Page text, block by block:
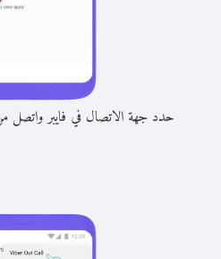
حدد جهة الاتصال في فايبر واتصل